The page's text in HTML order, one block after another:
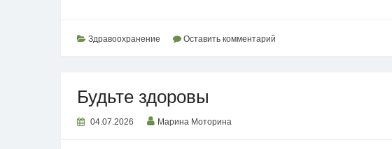
Здравоохранение Оставить комментарий
Будьте здоровы
04.07.2026 Марина Моторина